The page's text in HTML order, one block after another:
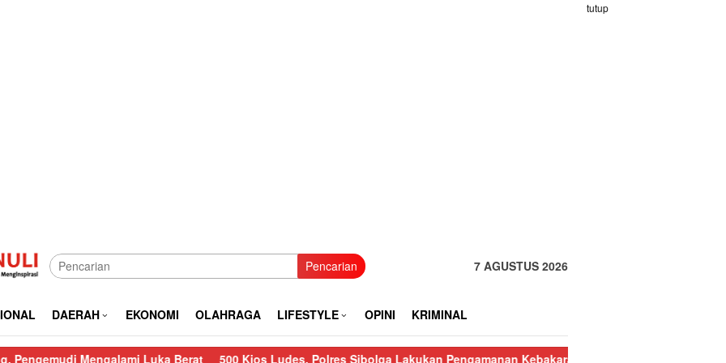
tutup
Pencarian 7 AGUSTUS 2026
DAERAH EKONOMI OLAHRAGA LIFESTYLE OPINI KRIMINAL
Mengalami Luka Berat 500 Kios Ludes, Polres Sibolga Lakukan Pengamanan Kebakaran Pasar Nauli